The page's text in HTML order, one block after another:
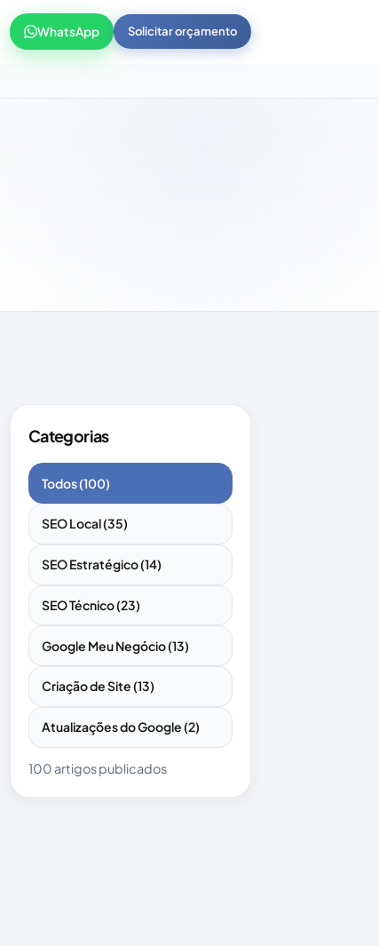
WhatsApp Solicitar orçamento
Categorias
Todos (100)
SEO Local (35)
SEO Estratégico (14)
SEO Técnico (23)
Google Meu Negócio (13)
Criação de Site (13)
Atualizações do Google (2)
100 artigos publicados